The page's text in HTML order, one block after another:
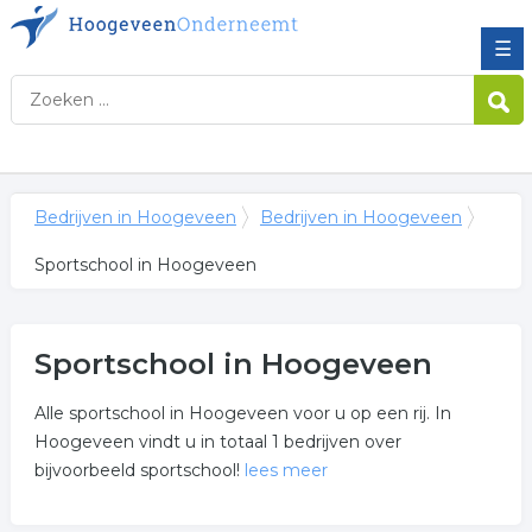
☰
Bedrijven in Hoogeveen Bedrijven in Hoogeveen
Sportschool in Hoogeveen
Sportschool in Hoogeveen
Alle sportschool in Hoogeveen voor u op een rij. In
Hoogeveen vindt u in totaal 1 bedrijven over
bijvoorbeeld sportschool! lees meer